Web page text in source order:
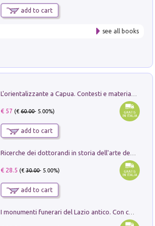
add to cart
see all books
€ 57 (€60.00- 5.00%)
add to cart
€ 28.5 (€30.00- 5.00%)
add to cart
I monumenti funerari del Lazio antico. Con cartella con tavole